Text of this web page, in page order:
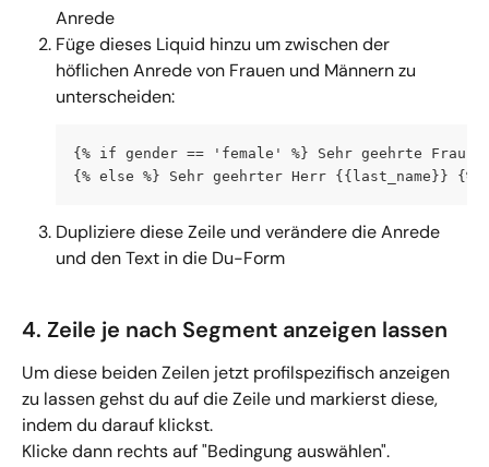
Anrede
Füge dieses Liquid hinzu um zwischen der
höflichen Anrede von Frauen und Männern zu
unterscheiden:
{% if gender == 'female' %} Sehr geehrte Frau
{% else %} Sehr geehrter Herr {{last_name}} {%
Dupliziere diese Zeile und verändere die Anrede
und den Text in die Du-Form
4. Zeile je nach Segment anzeigen lassen
Um diese beiden Zeilen jetzt profilspezifisch anzeigen
zu lassen gehst du auf die Zeile und markierst diese,
indem du darauf klickst.
Klicke dann rechts auf "Bedingung auswählen".